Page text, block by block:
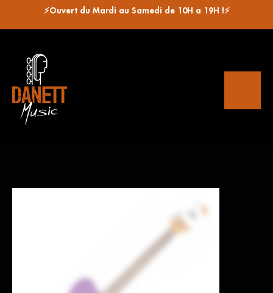
⚡Ouvert du Mardi au Samedi de 10H a 19H !⚡